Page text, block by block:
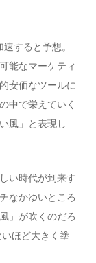
すると予想。
能なマーケティ
安価なツールに
中で栄えていく
風」と表現し
い時代が到来す
なかゆいところ
」が吹くのだろ
ほど大きく塗